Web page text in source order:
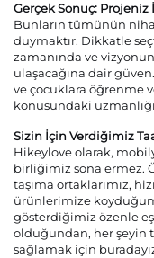
Gerçek Sonuç: Projeniz
Bunların tümünün
duymaktır. Dikkatle
zamanında ve
ulaşacağına dair
ve çocuklara öğrenme
konusundaki
Sizin İçin Verdiğimiz
Hikeylove olarak,
birliğimiz sona ermez.
taşıma ortaklarımız,
ürünlerimize
gösterdiğimiz özenle
olduğundan, her şeyin
sağlamak için